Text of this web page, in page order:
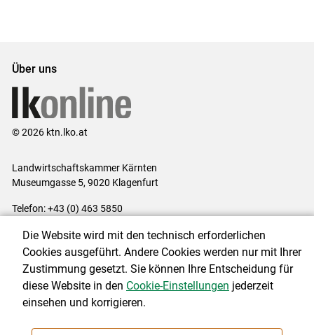
Über uns
© 2026 ktn.lko.at
Landwirtschaftskammer Kärnten
Museumgasse 5, 9020 Klagenfurt
Telefon: +43 (0) 463 5850
Impressum|Kontakt|Datenschutzerklärung|Barrierefreiheit|
Cookie-Einstellungen
NEWSLETTER
Die Website wird mit den technisch erforderlichen
Cookies ausgeführt. Andere Cookies werden nur mit Ihrer
Zustimmung gesetzt. Sie können Ihre Entscheidung für
diese Website in den Cookie-Einstellungen jederzeit
einsehen und korrigieren.